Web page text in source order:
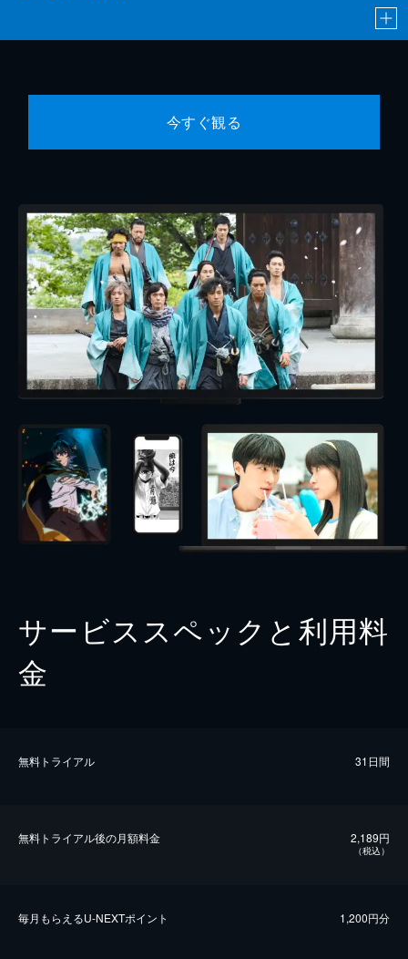
今すぐ観る
サービススペックと利用料
金
無料トライアル 31日間
無料トライアル後の⽉額料金 2,189円
（税込）
毎⽉もらえるU-NEXTポイント 1,200円分